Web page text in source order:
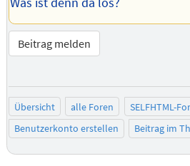
Beitrag melden
Übersicht alle Foren SELFHTML-
Benutzerkonto erstellen
Beitrag im